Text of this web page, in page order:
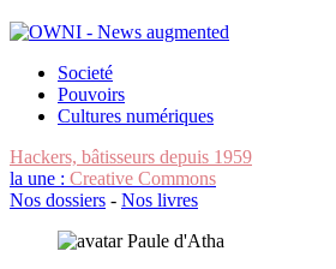
Societé
Pouvoirs
Cultures numériques
Hackers, bâtisseurs depuis 1959
la une : Creative Commons
Nos dossiers - Nos livres